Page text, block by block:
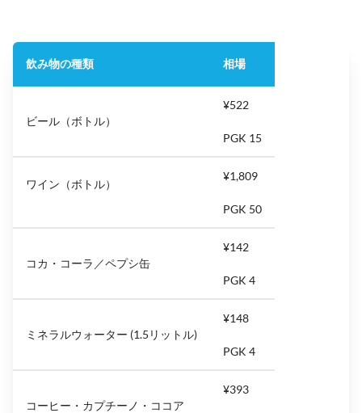
飲み物の種類 相場
ビール（ボトル）
¥522
PGK 15
ワイン（ボトル）
¥1,809
PGK 50
コカ・コーラ／ペプシ缶
¥142
PGK 4
ミネラルウォーター (1.5リットル)
¥148
PGK 4
コーヒー・カプチーノ・ココア
¥393